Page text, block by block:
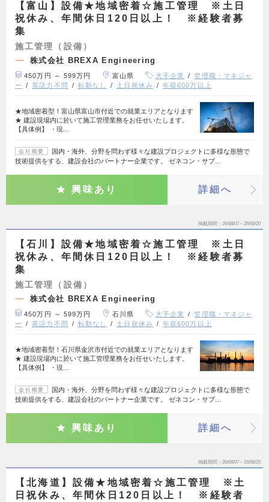
【富山】設備★地域密着☆施工管理 ※土日
祝休み、年間休日120日以上！ ※経験者募
集
施工管理（設備）
株式会社 BREXA Engineering
450万円 ～ 599万円 富山県 大手企業
管理職・マネジャ
ー
英語力不問 転勤なし 土日祝休み 年収600万以上
★地域密着型！富山県富山市付近での就業エリアとなります
★ 建設現場内に於いて施工管理業務をお任せいたします。
【具体例】 ・現…
会社概要
国内・海外、分野を問わず様々な建設プロジェクトに多様な形態で
技術提供をする、建設会社のパートナー企業です。 ゼネコン・サブ…
興味あり 詳細へ
掲載期間 26/08/07～26/08/20
【石川】設備★地域密着☆施工管理 ※土日
祝休み、年間休日120日以上！ ※経験者募
集
施工管理（設備）
株式会社 BREXA Engineering
450万円 ～ 599万円 石川県 大手企業
管理職・マネジャ
ー
英語力不問 転勤なし 土日祝休み 年収600万以上
★地域密着型！石川県金沢市付近での就業エリアとなります
★ 建設現場内に於いて施工管理業務をお任せいたします。
【具体例】 ・現…
会社概要
国内・海外、分野を問わず様々な建設プロジェクトに多様な形態で
技術提供をする、建設会社のパートナー企業です。 ゼネコン・サブ…
興味あり 詳細へ
掲載期間 26/08/07～26/08/20
【北海道】設備★地域密着☆施工管理 ※土
日祝休み、年間休日120日以上！ ※経験者